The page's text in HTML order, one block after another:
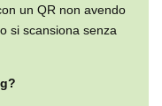
un QR non avendo
si scansiona senza